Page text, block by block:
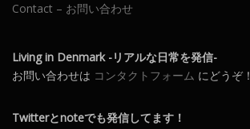
Contact – お問い合わせ
Living in Denmark -リアルな日常を発信-
お問い合わせは コンタクトフォーム にどうぞ！
Twitterとnoteでも発信してます！